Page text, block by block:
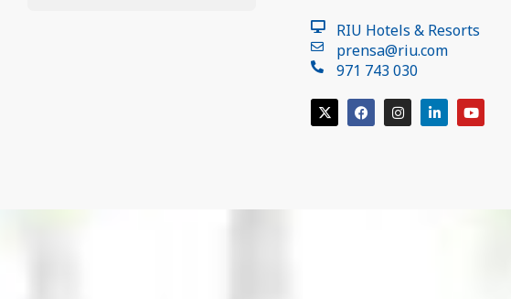
RIU Hotels & Resorts​
prensa@riu.com
971 743 030